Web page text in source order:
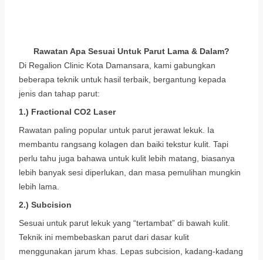
Rawatan Apa Sesuai Untuk Parut Lama & Dalam?
Di Regalion Clinic Kota Damansara, kami gabungkan
beberapa teknik untuk hasil terbaik, bergantung kepada
jenis dan tahap parut:
1.) Fractional CO2 Laser
Rawatan paling popular untuk parut jerawat lekuk. Ia
membantu rangsang kolagen dan baiki tekstur kulit. Tapi
perlu tahu juga bahawa untuk kulit lebih matang, biasanya
lebih banyak sesi diperlukan, dan masa pemulihan mungkin
lebih lama.
2.) Subcision
Sesuai untuk parut lekuk yang “tertambat” di bawah kulit.
Teknik ini membebaskan parut dari dasar kulit
menggunakan jarum khas. Lepas subcision, kadang-kadang